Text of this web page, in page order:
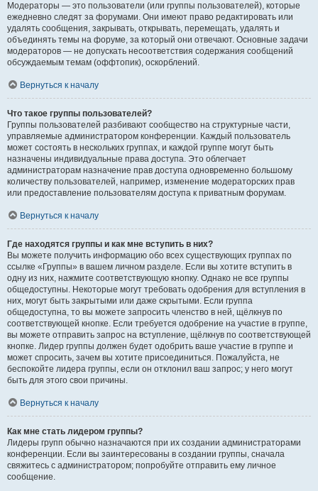
Модераторы — это пользователи (или группы пользователей), которые
ежедневно следят за форумами. Они имеют право редактировать или
удалять сообщения, закрывать, открывать, перемещать, удалять и
объединять темы на форуме, за который они отвечают. Основные задачи
модераторов — не допускать несоответствия содержания сообщений
обсуждаемым темам (оффтопик), оскорблений.
Вернуться к началу
Что такое группы пользователей?
Группы пользователей разбивают сообщество на структурные части,
управляемые администратором конференции. Каждый пользователь
может состоять в нескольких группах, и каждой группе могут быть
назначены индивидуальные права доступа. Это облегчает
администраторам назначение прав доступа одновременно большому
количеству пользователей, например, изменение модераторских прав
или предоставление пользователям доступа к приватным форумам.
Вернуться к началу
Где находятся группы и как мне вступить в них?
Вы можете получить информацию обо всех существующих группах по
ссылке «Группы» в вашем личном разделе. Если вы хотите вступить в
одну из них, нажмите соответствующую кнопку. Однако не все группы
общедоступны. Некоторые могут требовать одобрения для вступления в
них, могут быть закрытыми или даже скрытыми. Если группа
общедоступна, то вы можете запросить членство в ней, щёлкнув по
соответствующей кнопке. Если требуется одобрение на участие в группе,
вы можете отправить запрос на вступление, щёлкнув по соответствующей
кнопке. Лидер группы должен будет одобрить ваше участие в группе и
может спросить, зачем вы хотите присоединиться. Пожалуйста, не
беспокойте лидера группы, если он отклонил ваш запрос; у него могут
быть для этого свои причины.
Вернуться к началу
Как мне стать лидером группы?
Лидеры групп обычно назначаются при их создании администраторами
конференции. Если вы заинтересованы в создании группы, сначала
свяжитесь с администратором; попробуйте отправить ему личное
сообщение.